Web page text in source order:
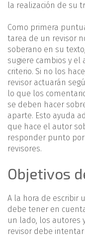
la realización de su
Como primera
tarea de un revisor
soberano en su
sugiere cambios y el
criterio. Si no los
revisor actuarán
lo que los
se deben hacer
aparte. Esto ayuda
que hace el autor
responder punto
revisores.
Objetivos
A la hora de escribir
debe tener en
un lado, los autores
revisor debe